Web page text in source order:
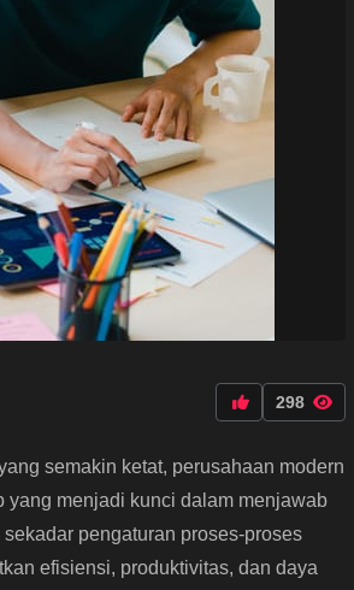
298
semakin ketat, perusahaan modern
yang menjadi kunci dalam menjawab
pengaturan proses-proses
efisiensi, produktivitas, dan daya